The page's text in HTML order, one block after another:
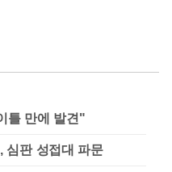
틀 만에 발견"
심판 성접대 파문